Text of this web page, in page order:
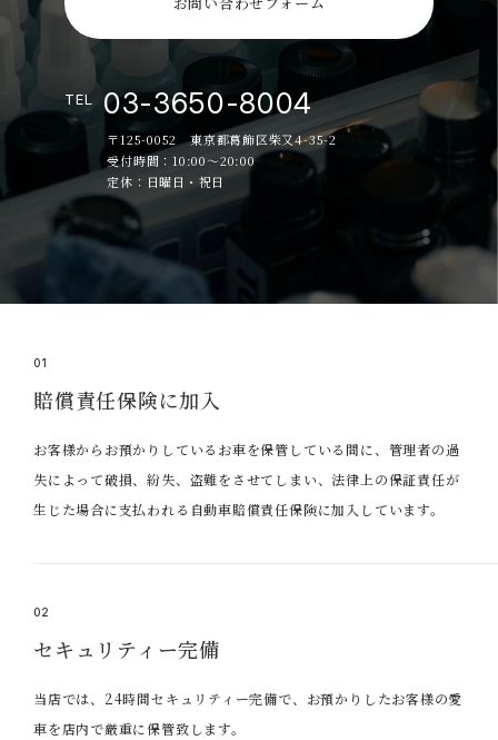
TEL 03-3650-8004
〒125-0052 東京都葛飾区柴又4-35-2
受付時間：10:00～20:00
定休：日曜日・祝日
01
賠償責任保険に加入
お客様からお預かりしているお車を保管している間に、管理者の過
失によって破損、紛失、盗難をさせてしまい、法律上の保証責任が
生じた場合に支払われる自動車賠償責任保険に加入しています。
02
セキュリティー完備
当店では、24時間セキュリティー完備で、お預かりしたお客様の愛
車を店内で厳重に保管致します。